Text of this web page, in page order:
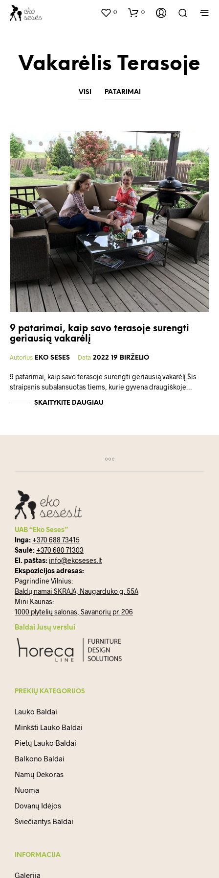
0 0
Vakarėlis Terasoje
VISI PATARIMAI
9 patarimai, kaip savo terasoje surengti
geriausią vakarėlį
Autorius EKO SESES Data 2022 19 BIRŽELIO
9 patarimai, kaip savo terasoje surengti geriausią vakarėlį Šis
straipsnis subalansuotas tiems, kurie gyvena draugiškoje…
SKAITYKITE DAUGIAU
UAB “Eko Seses”
Inga: +370 688 73415
Saulė: +370 680 71303
El. paštas: info@ekoseses.lt
Ekspozicijos adresas:
Pagrindinė Vilnius:
Baldų namai SKRAJA, Naugarduko g. 55A
Mini Kaunas:
1000 plytelių salonas, Savanorių pr. 206
Baldai Jūsų verslui
PREKIŲ KATEGORIJOS
Lauko Baldai
Minkšti Lauko Baldai
Pietų Lauko Baldai
Balkono Baldai
Namų Dekoras
Nuoma
Dovanų Idėjos
Šviečiantys Baldai
INFORMACIJA
Galerija